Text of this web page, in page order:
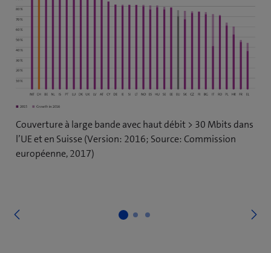
Couverture à large bande avec haut débit > 30 Mbits dans
l’UE et en Suisse (Version: 2016; Source: Commission
européenne, 2017)